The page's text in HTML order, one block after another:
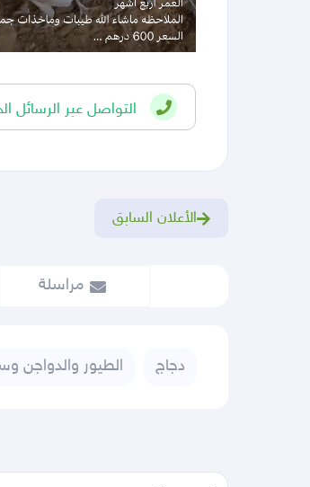
التواصل عبر الرسائل
الأعلان السابق
مراسلة
دجاج الطيور والدواجن